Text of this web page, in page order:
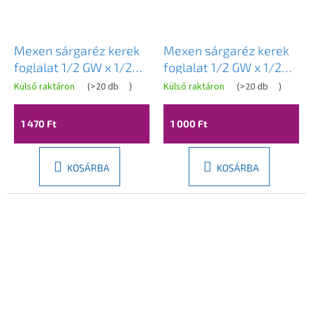
Mexen sárgaréz kerek
foglalat 1/2 GW x 1/2
GZ, 60 mm - W97415-
1212-60
Külső raktáron (>20 db )
1 470 Ft
KOSÁRBA
Mexen sárgaréz kerek
foglalat 1/2 GW x 1/2
GZ, 40 mm - W97415-
1212-40
Külső raktáron (>20 db )
1 000 Ft
KOSÁRBA